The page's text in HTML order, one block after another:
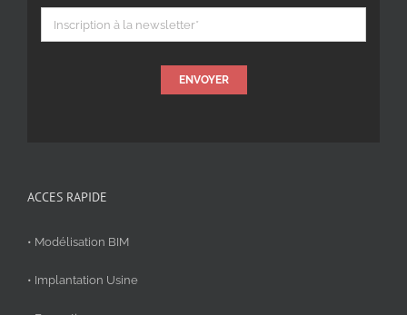
ENVOYER
ACCES RAPIDE
• Modélisation BIM
• Implantation Usine